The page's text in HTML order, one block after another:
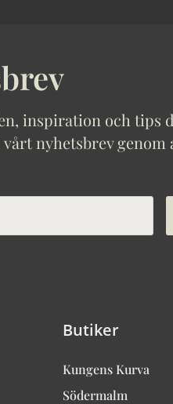
inspiration och
nyhetsbrev
Butiker
Kungens Kurva
Södermalm